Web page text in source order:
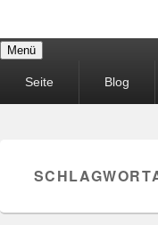
Menü
MenüSeite Blog